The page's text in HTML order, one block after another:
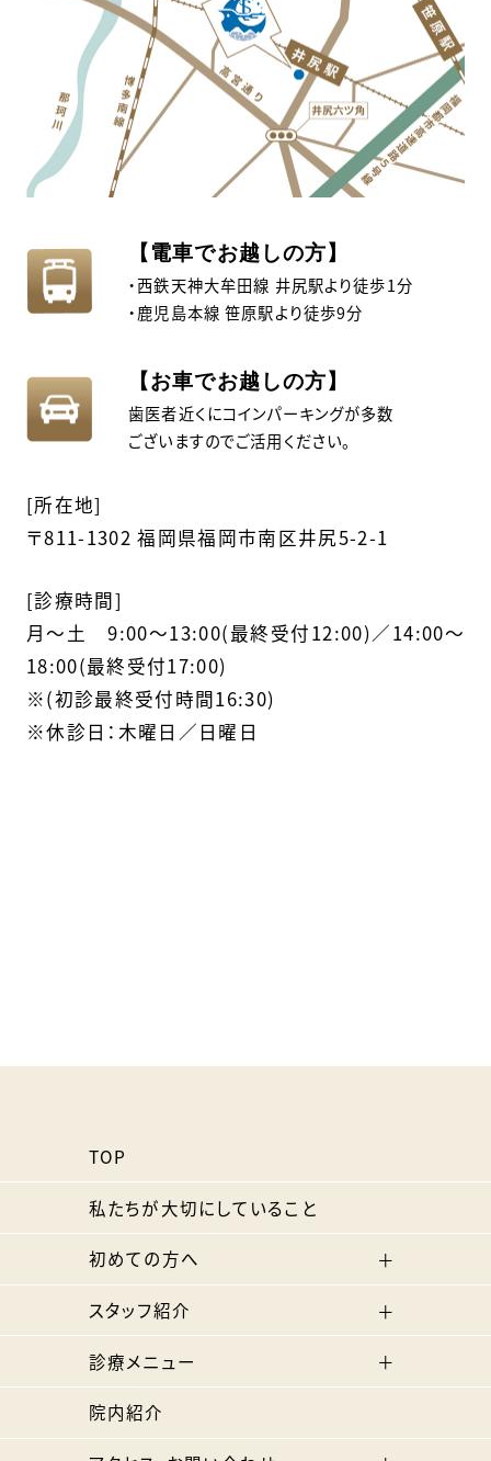
【電車でお越しの方】
・西鉄天神大牟田線 井尻駅より徒歩1分
・鹿児島本線 笹原駅より徒歩9分
【お車でお越しの方】
歯医者近くにコインパーキングが多数
ございますのでご活用ください。
[所在地]
〒811-1302 福岡県福岡市南区井尻5-2-1
[診療時間]
月〜土 9:00～13:00(最終受付12:00)／14:00～
18:00(最終受付17:00)
※(初診最終受付時間16:30)
※休診日：木曜日／日曜日
TOP
私たちが大切にしていること
初めての方へ
スタッフ紹介
診療メニュー
院内紹介